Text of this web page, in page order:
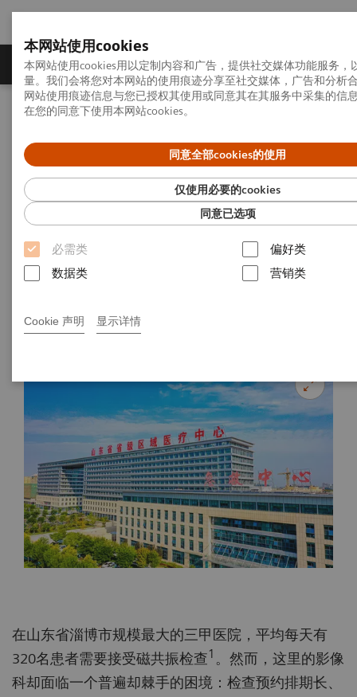
本网站使用cookies
本网站使用cookies用以定制内容和广告，提供社交媒体功能服务，
量。我们会将您对本网站的使用痕迹分享至社交媒体，广告和分析
网站使用痕迹信息与您已授权其使用或同意其在其服务中采集的信
在您的同意下使用本网站cookies。
同意全部cookies的使用
仅使用必要的cookies
同意已选项
必需类
偏好类
数据类
营销类
Cookie 声明 显示详情
产品一览 疾病与临床解决方案 相关信息
首页 新闻发布
新闻稿
当磁共振预约排队成就医痛
点，一家区域医疗中心如何破
局？
26-01-26
在山东省淄博市规模最大的三甲医院，平均每天有
320名患者需要接受磁共振检查1 。然而，这里的影像
科却面临一个普遍却棘手的困境：检查预约排期长、